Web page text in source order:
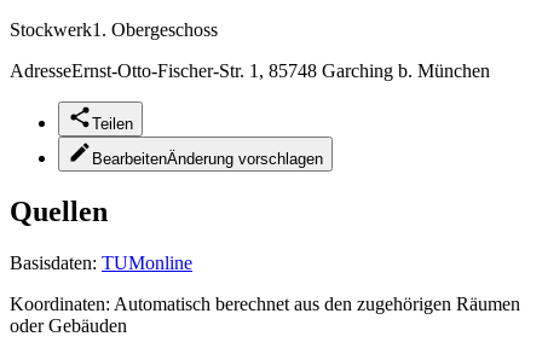
Stockwerk1. Obergeschoss
AdresseErnst-Otto-Fischer-Str. 1, 85748 Garching b. München
Teilen
BearbeitenÄnderung vorschlagen
Quellen
Basisdaten: TUMonline
Koordinaten: Automatisch berechnet aus den zugehörigen Räumen
oder Gebäuden